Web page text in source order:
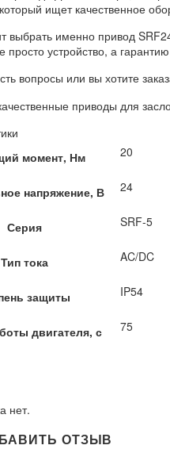
ищет качественное
выбрать именно привод
просто устройство, а
вопросы или вы хотите
приводы для
момент, Нм
20
напряжение, В 24
Серия SRF-5
Тип тока AC/DC
защиты IP54
двигателя, с
75
нет.
ОТЗЫВ